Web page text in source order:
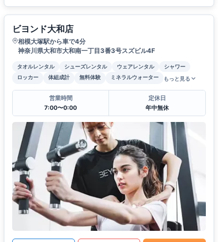
ビヨンド大和店
相模大塚駅から車で4分
神奈川県大和市大和南一丁目3番3号スズビル4F
タオルレンタル シューズレンタル ウェアレンタル
シャワー
ロッカー
体組成計 無料体験 ミネラルウォーター もっと見る
営業時間
7:00〜0:00
定休日
年中無休